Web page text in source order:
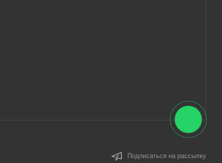
Подписаться на рассылку